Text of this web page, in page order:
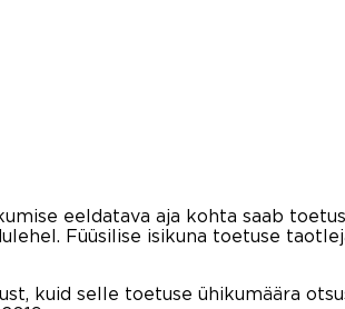
eeldatava aja kohta saab
Füüsilise isikuna toetuse
kuid selle toetuse ühikumäära